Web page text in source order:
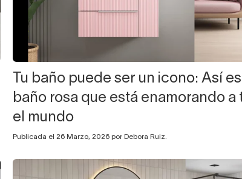
Tu baño puede ser un icono: Así
baño rosa que está enamorando a
el mundo
Publicada el 26 Marzo, 2026 por Debora Ruiz.